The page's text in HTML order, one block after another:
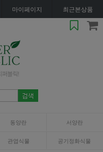
마이페이지 최근본상품
동양란 서양란
관엽식물 공기정화식물